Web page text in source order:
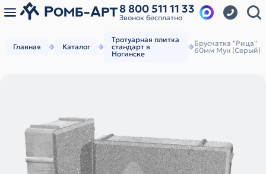
8 800 511 11 33
Звонок бесплатно
Главная Каталог
Тротуарная плитка
стандарт в
Ногинске
Брусчатка "Рица"
60мм Мун (Серый)